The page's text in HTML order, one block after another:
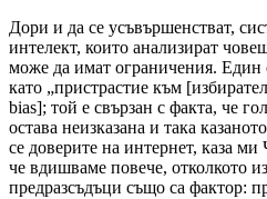
Дори и да се усъвършенстват,
интелект, които анализират
може да имат ограничения. Един
като „пристрастие към
bias]; той е свързан с факта, че
остава неизказана и така
се доверите на интернет, каза
че вдишваме повече, отколкото
предразсъдъци също са фактор: